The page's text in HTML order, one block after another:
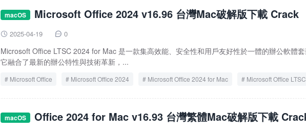
macOS Microsoft Office 2024 v16.96 台灣Mac破解版下載 Crack
 2025-04-19  0
Microsoft Office LTSC 2024 for Mac 是一款集高效能、安全性和用戶友好性於一體的辦公軟體套
它融合了最新的辦公特性與技術革新，...
Microsoft Office Microsoft Office 2024 Microsoft Office 2024 for Mac
Microsoft Office LTSC
Office 2024 for Mac
macOS Office 2024 for Mac v16.93 台灣繁體Mac破解版下載